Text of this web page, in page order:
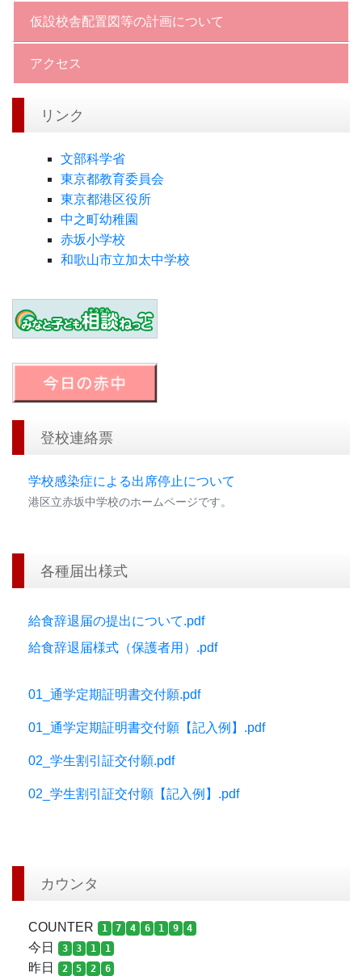
仮設校舎配置図等の計画について
アクセス
リンク
文部科学省
東京都教育委員会
東京都港区役所
中之町幼稚園
赤坂小学校
和歌山市立加太中学校
登校連絡票
学校感染症による出席停止について
港区立赤坂中学校のホームページです。
各種届出様式
給食辞退届の提出について.pdf
給食辞退届様式（保護者用）.pdf
01_通学定期証明書交付願.pdf
01_通学定期証明書交付願【記入例】.pdf
02_学生割引証交付願.pdf
02_学生割引証交付願【記入例】.pdf
カウンタ
COUNTER 1 7 4 6 1 9 4
今日 3 3 1 1
昨日 2 5 2 6